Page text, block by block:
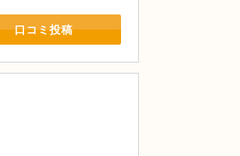
口コミ投稿